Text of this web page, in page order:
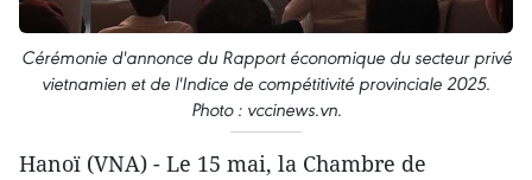
Cérémonie d'annonce du Rapport économique du secteur privé
vietnamien et de l'Indice de compétitivité provinciale 2025.
Photo : vccinews.vn.
Hanoï (VNA) - Le 15 mai, la Chambre de